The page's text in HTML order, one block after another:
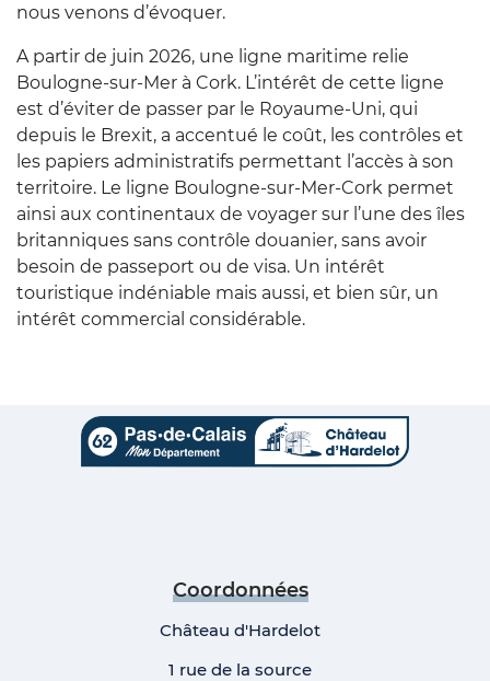
nous venons d’évoquer.
A partir de juin 2026, une ligne maritime relie
Boulogne-sur-Mer à Cork. L’intérêt de cette ligne
est d’éviter de passer par le Royaume-Uni, qui
depuis le Brexit, a accentué le coût, les contrôles et
les papiers administratifs permettant l’accès à son
territoire. Le ligne Boulogne-sur-Mer-Cork permet
ainsi aux continentaux de voyager sur l’une des îles
britanniques sans contrôle douanier, sans avoir
besoin de passeport ou de visa. Un intérêt
touristique indéniable mais aussi, et bien sûr, un
intérêt commercial considérable.
Coordonnées
Château d'Hardelot
1 rue de la source